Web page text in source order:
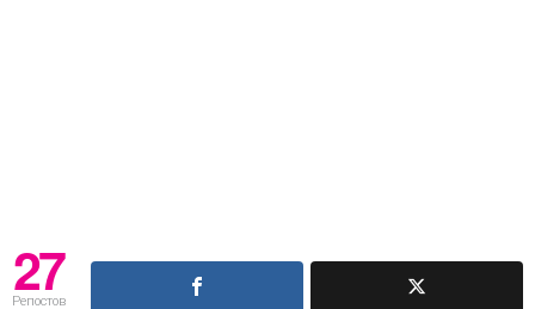
27
Репостов